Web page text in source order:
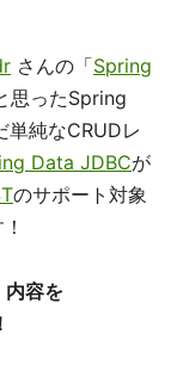
さんの「Spring
思ったSpring
純なCRUDレ
Data JDBCが
のサポート対象
容を